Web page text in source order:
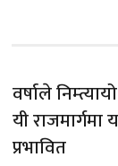
वर्षाले
यी राजमार्गमा
प्रभावित